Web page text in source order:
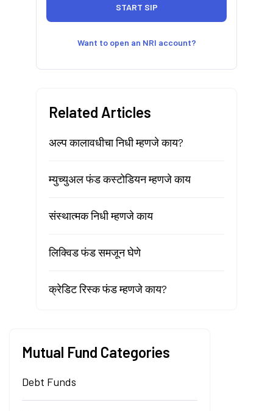
Want to open an NRI account?
Related Articles
अल्प कालावधीचा निधी म्हणजे काय?
म्युच्युअल फंड कस्टोडियन म्हणजे काय
संस्थात्मक निधी म्हणजे काय
लिक्विड फंड समजून घेणे
क्रेडिट रिस्क फंड म्हणजे काय?
Mutual Fund Categories
Debt Funds